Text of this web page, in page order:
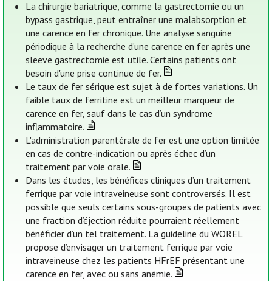
La chirurgie bariatrique, comme la gastrectomie ou un
bypass gastrique, peut entraîner une malabsorption et
une carence en fer chronique. Une analyse sanguine
périodique à la recherche d’une carence en fer après une
sleeve gastrectomie est utile. Certains patients ont
besoin d'une prise continue de fer.
Le taux de fer sérique est sujet à de fortes variations. Un
faible taux de ferritine est un meilleur marqueur de
carence en fer, sauf dans le cas d’un syndrome
inflammatoire.
L'administration parentérale de fer est une option limitée
en cas de contre-indication ou après échec d’un
traitement par voie orale.
Dans les études, les bénéfices cliniques d’un traitement
ferrique par voie intraveineuse sont controversés. Il est
possible que seuls certains sous-groupes de patients avec
une fraction d’éjection réduite pourraient réellement
bénéficier d’un tel traitement. La guideline du WOREL
propose d’envisager un traitement ferrique par voie
intraveineuse chez les patients HFrEF présentant une
carence en fer, avec ou sans anémie.